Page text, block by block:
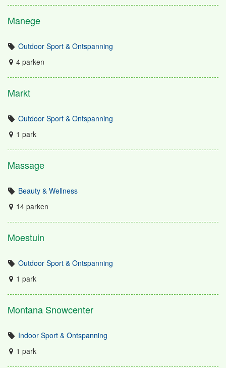
Manege
Outdoor Sport & Ontspanning
4 parken
Markt
Outdoor Sport & Ontspanning
1 park
Massage
Beauty & Wellness
14 parken
Moestuin
Outdoor Sport & Ontspanning
1 park
Montana Snowcenter
Indoor Sport & Ontspanning
1 park